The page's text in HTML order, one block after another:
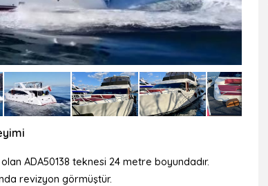
ADA50138 teknesi 24 metre boyundadır.
revizyon görmüştür.